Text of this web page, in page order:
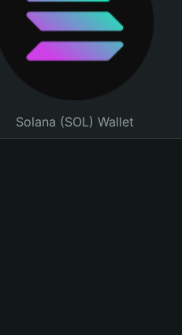
Solana (SOL) Wallet